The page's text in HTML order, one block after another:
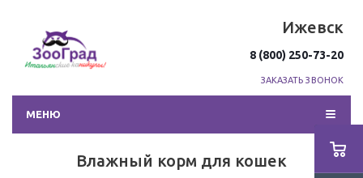
Ижевск
8 (800) 250-73-20
ЗАКАЗАТЬ ЗВОНОК
МЕНЮ
Влажный корм для кошек